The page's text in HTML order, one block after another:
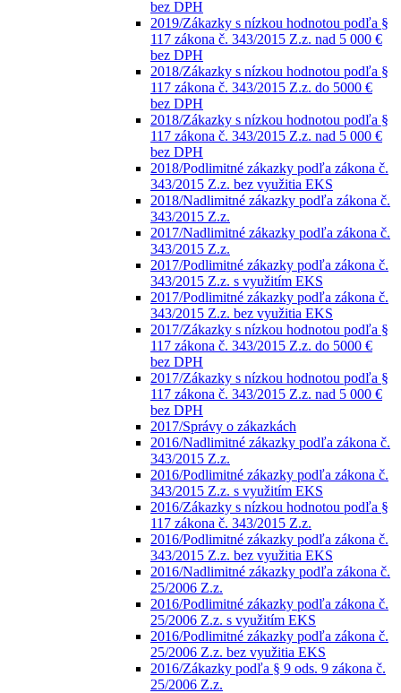
bez DPH
2019/Zákazky s nízkou hodnotou podľa §
117 zákona č. 343/2015 Z.z. nad 5 000 €
bez DPH
2018/Zákazky s nízkou hodnotou podľa §
117 zákona č. 343/2015 Z.z. do 5000 €
bez DPH
2018/Zákazky s nízkou hodnotou podľa §
117 zákona č. 343/2015 Z.z. nad 5 000 €
bez DPH
2018/Podlimitné zákazky podľa zákona č.
343/2015 Z.z. bez využitia EKS
2018/Nadlimitné zákazky podľa zákona č.
343/2015 Z.z.
2017/Nadlimitné zákazky podľa zákona č.
343/2015 Z.z.
2017/Podlimitné zákazky podľa zákona č.
343/2015 Z.z. s využitím EKS
2017/Podlimitné zákazky podľa zákona č.
343/2015 Z.z. bez využitia EKS
2017/Zákazky s nízkou hodnotou podľa §
117 zákona č. 343/2015 Z.z. do 5000 €
bez DPH
2017/Zákazky s nízkou hodnotou podľa §
117 zákona č. 343/2015 Z.z. nad 5 000 €
bez DPH
2017/Správy o zákazkách
2016/Nadlimitné zákazky podľa zákona č.
343/2015 Z.z.
2016/Podlimitné zákazky podľa zákona č.
343/2015 Z.z. s využitím EKS
2016/Zákazky s nízkou hodnotou podľa §
117 zákona č. 343/2015 Z.z.
2016/Podlimitné zákazky podľa zákona č.
343/2015 Z.z. bez využitia EKS
2016/Nadlimitné zákazky podľa zákona č.
25/2006 Z.z.
2016/Podlimitné zákazky podľa zákona č.
25/2006 Z.z. s využitím EKS
2016/Podlimitné zákazky podľa zákona č.
25/2006 Z.z. bez využitia EKS
2016/Zákazky podľa § 9 ods. 9 zákona č.
25/2006 Z.z.